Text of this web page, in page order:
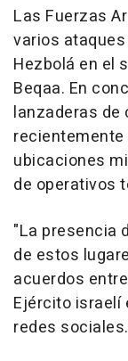
Las Fuerzas
varios
Hezbolá en el
Beqaa. En
lanzaderas
recientemente
ubicaciones
de operativos
"La presencia
de estos
acuerdos
Ejército israelí
redes sociales.